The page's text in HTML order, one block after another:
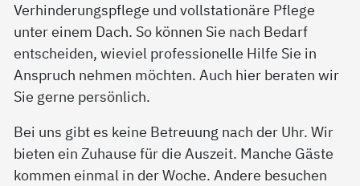
Verhinderungspflege und vollstationäre Pflege
unter einem Dach. So können Sie nach Bedarf
entscheiden, wieviel professionelle Hilfe Sie in
Anspruch nehmen möchten. Auch hier beraten wir
Sie gerne persönlich.
Bei uns gibt es keine Betreuung nach der Uhr. Wir
bieten ein Zuhause für die Auszeit. Manche Gäste
kommen einmal in der Woche. Andere besuchen